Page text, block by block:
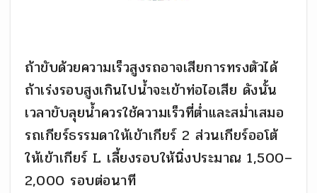
ถ้าขับด้วยความเร็วสูงรถอาจเสียการทรงตัวได้
ถ้าเร่งรอบสูงเกินไปน้ำจะเข้าท่อไอเสีย ดังนั้น
เวลาขับลุยน้ำควรใช้ความเร็วที่ต่ำและสม่ำเสมอ
รถเกียร์ธรรมดาให้เข้าเกียร์ 2 ส่วนเกียร์ออโต้
ให้เข้าเกียร์ L เลี้ยงรอบให้นิ่งประมาณ 1,500–
2,000 รอบต่อนาที